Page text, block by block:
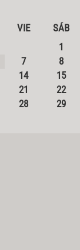
VIE
SÁB
1
7
8
14
15
21
22
28
29